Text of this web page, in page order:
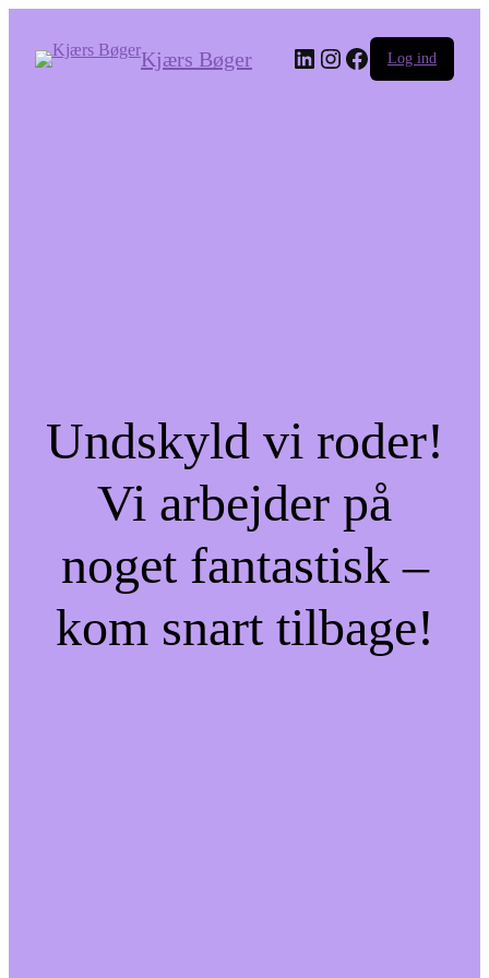
Kjærs Bøger LinkedIn
Instagram
Facebook
Log ind
Undskyld vi roder!
Vi arbejder på
noget fantastisk –
kom snart tilbage!